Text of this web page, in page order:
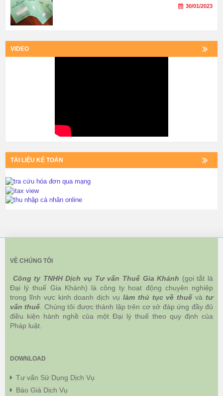
30/01/2023
VIDEO
TÀI LIỆU KẾ TOÁN
VỀ CHÚNG TÔI
Công ty TNHH Dịch vụ Tư vấn Thuế Gia Khánh (gọi tắt là
Đại lý thuế Gia Khánh) là công ty hoạt động chuyên nghiệp
trong lĩnh vực kinh doanh dịch vụ làm thủ tục về thuếvàtư
vấn thuế. Chúng tôi được thành lập trên cơ sở đáp ứng đầy đủ
điều kiện hành nghề của một Đại lý thuế theo quy định của
Pháp luật.
DOWNLOAD
Tư vấn Sử Dụng Dịch Vụ
Báo Giá Dịch Vụ